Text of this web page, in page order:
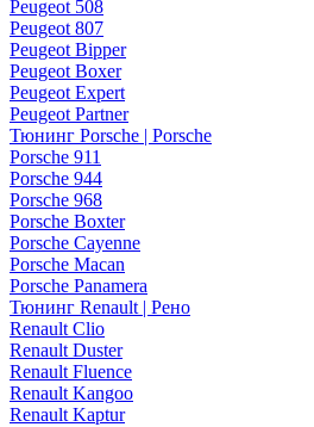
Peugeot 508
Peugeot 807
Peugeot Bipper
Peugeot Boxer
Peugeot Expert
Peugeot Partner
Тюнинг Porsche | Porsche
Porsche 911
Porsche 944
Porsche 968
Porsche Boxter
Porsche Cayenne
Porsche Macan
Porsche Panamera
Тюнинг Renault | Рено
Renault Clio
Renault Duster
Renault Fluence
Renault Kangoo
Renault Kaptur